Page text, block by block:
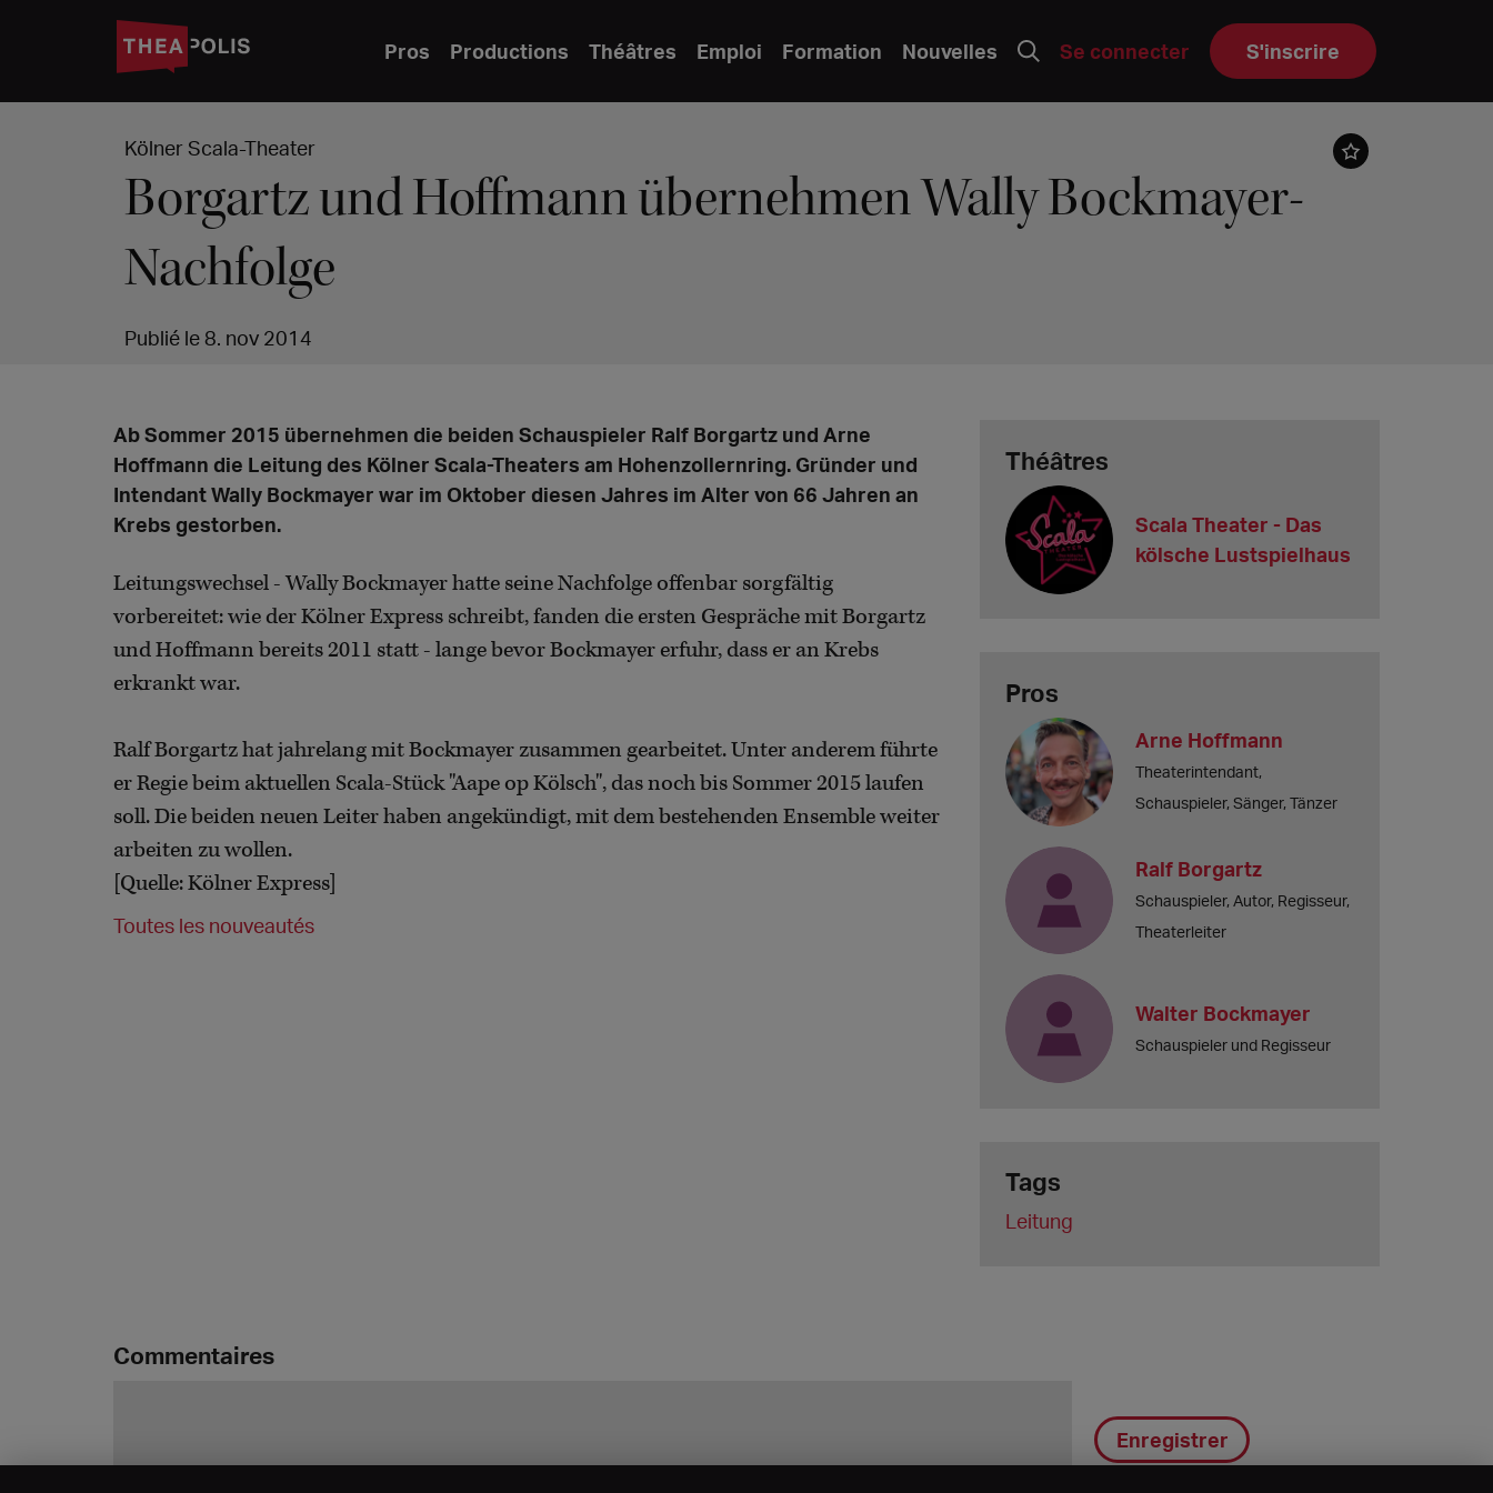
Pros Productions Théâtres Emploi Formation Nouvelles Se connecter S'inscrire
Kölner Scala-Theater
Borgartz und Hoffmann übernehmen Wally Bockmayer-
Nachfolge
Publié le 8. nov 2014
Ab Sommer 2015 übernehmen die beiden Schauspieler Ralf Borgartz und Arne
Hoffmann die Leitung des Kölner Scala-Theaters am Hohenzollernring. Gründer und
Intendant Wally Bockmayer war im Oktober diesen Jahres im Alter von 66 Jahren an
Krebs gestorben.
Leitungswechsel - Wally Bockmayer hatte seine Nachfolge offenbar sorgfältig
vorbereitet: wie der Kölner Express schreibt, fanden die ersten Gespräche mit Borgartz
und Hoffmann bereits 2011 statt - lange bevor Bockmayer erfuhr, dass er an Krebs
erkrankt war.
Ralf Borgartz hat jahrelang mit Bockmayer zusammen gearbeitet. Unter anderem führte
er Regie beim aktuellen Scala-Stück "Aape op Kölsch", das noch bis Sommer 2015 laufen
soll. Die beiden neuen Leiter haben angekündigt, mit dem bestehenden Ensemble weiter
arbeiten zu wollen.
[Quelle: Kölner Express]
Toutes les nouveautés
Théâtres
Scala Theater - Das
kölsche Lustspielhaus
Pros
Arne Hoffmann
Theaterintendant,
Schauspieler, Sänger, Tänzer
Ralf Borgartz
Schauspieler, Autor, Regisseur,
Theaterleiter
Walter Bockmayer
Schauspieler und Regisseur
Tags
Leitung
Commentaires
Enregistrer